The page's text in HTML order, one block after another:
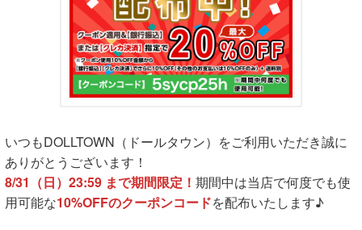
いつもDOLLTOWN（ドールタウン）をご利用いただき誠に
ありがとうございます！
8/31（日）23:59 まで期間限定！ 期間中は当店で何度でも使
用可能な10%OFFのクーポンコードを配布いたします♪